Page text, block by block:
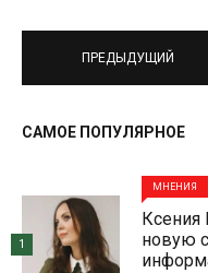
ПРЕДЫДУЩИЙ
САМОЕ ПОПУЛЯРНОЕ
МНЕНИЯ
Ксения
новую
1